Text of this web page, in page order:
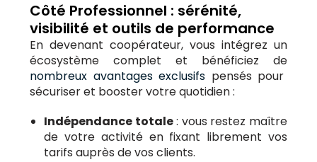
Côté Professionnel : sérénité,
visibilité et outils de performance
En devenant coopérateur, vous intégrez un
écosystème complet et bénéficiez de
nombreux avantages exclusifs pensés pour
sécuriser et booster votre quotidien :
Indépendance totale: vous restez maître
de votre activité en fixant librement vos
tarifs auprès de vos clients.